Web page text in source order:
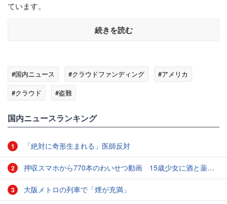
ています。
続きを読む
#国内ニュース #クラウドファンディング
#アメリカ
#クラウド
#盗難
国内ニュースランキング
1 「絶対に奇形生まれる」医師反対
2 押収スマホから770本のわいせつ動画 15歳少女に酒と薬飲ませ性的暴行か 54歳男を再逮捕 「薬もありますよ」とSNSで誘い出し
3 大阪メトロの列車で「煙が充満」